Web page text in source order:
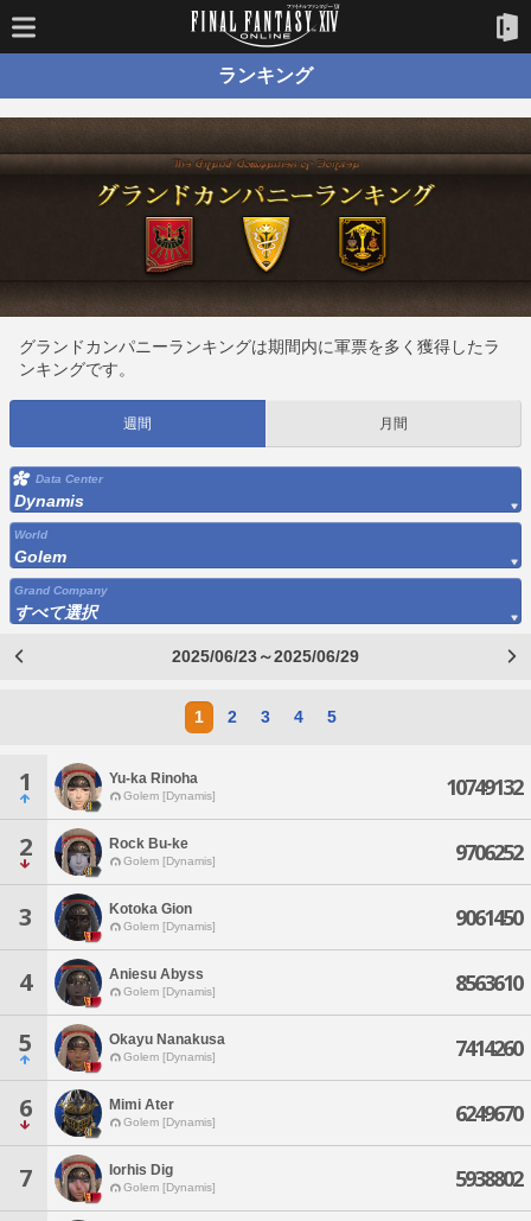
ランキング
グランドカンパニーランキングは期間内に軍票を多く獲得したラ
ンキングです。
週間 月間
Data Center
Dynamis
World
Golem
Grand Company
すべて選択
2025/06/23～2025/06/29
1 2 3 4 5
1 Yu-ka Rinoha
Golem [Dynamis] 10749132
2 Rock Bu-ke
Golem [Dynamis] 9706252
3 Kotoka Gion
Golem [Dynamis] 9061450
4 Aniesu Abyss
Golem [Dynamis] 8563610
5 Okayu Nanakusa
Golem [Dynamis] 7414260
6 Mimi Ater
Golem [Dynamis] 6249670
7 Iorhis Dig
Golem [Dynamis] 5938802